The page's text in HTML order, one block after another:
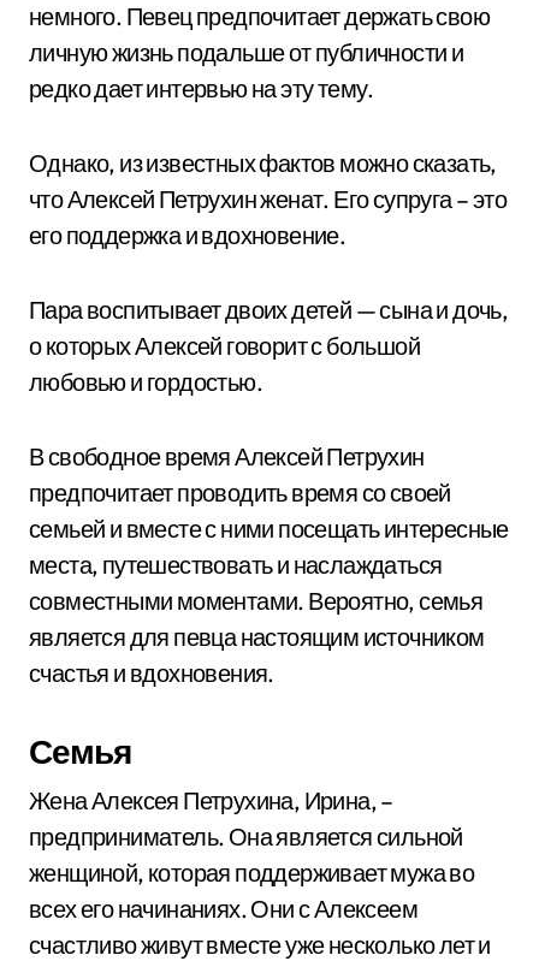
немного. Певец предпочитает держать свою
личную жизнь подальше от публичности и
редко дает интервью на эту тему.
Однако, из известных фактов можно сказать,
что Алексей Петрухин женат. Его супруга – это
его поддержка и вдохновение.
Пара воспитывает двоих детей — сына и дочь,
о которых Алексей говорит с большой
любовью и гордостью.
В свободное время Алексей Петрухин
предпочитает проводить время со своей
семьей и вместе с ними посещать интересные
места, путешествовать и наслаждаться
совместными моментами. Вероятно, семья
является для певца настоящим источником
счастья и вдохновения.
Семья
Жена Алексея Петрухина, Ирина, –
предприниматель. Она является сильной
женщиной, которая поддерживает мужа во
всех его начинаниях. Они с Алексеем
счастливо живут вместе уже несколько лет и